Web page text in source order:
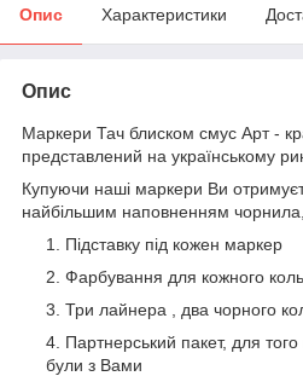
Опис Характеристики
Опис
Маркери Тач блиском смус Арт -
представлений на українському
Купуючи наші маркери Ви
найбільшим наповненням
Підставку під кожен маркер
Фарбування для кожного
Три лайнера , два чорного
Партнерський пакет, для
були з Вами